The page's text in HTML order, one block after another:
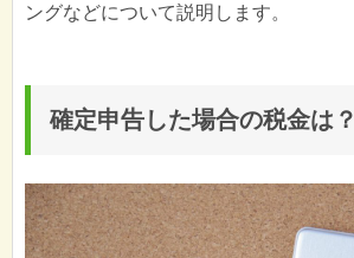
ングなどについて説明します。
確定申告した場合の税金は？